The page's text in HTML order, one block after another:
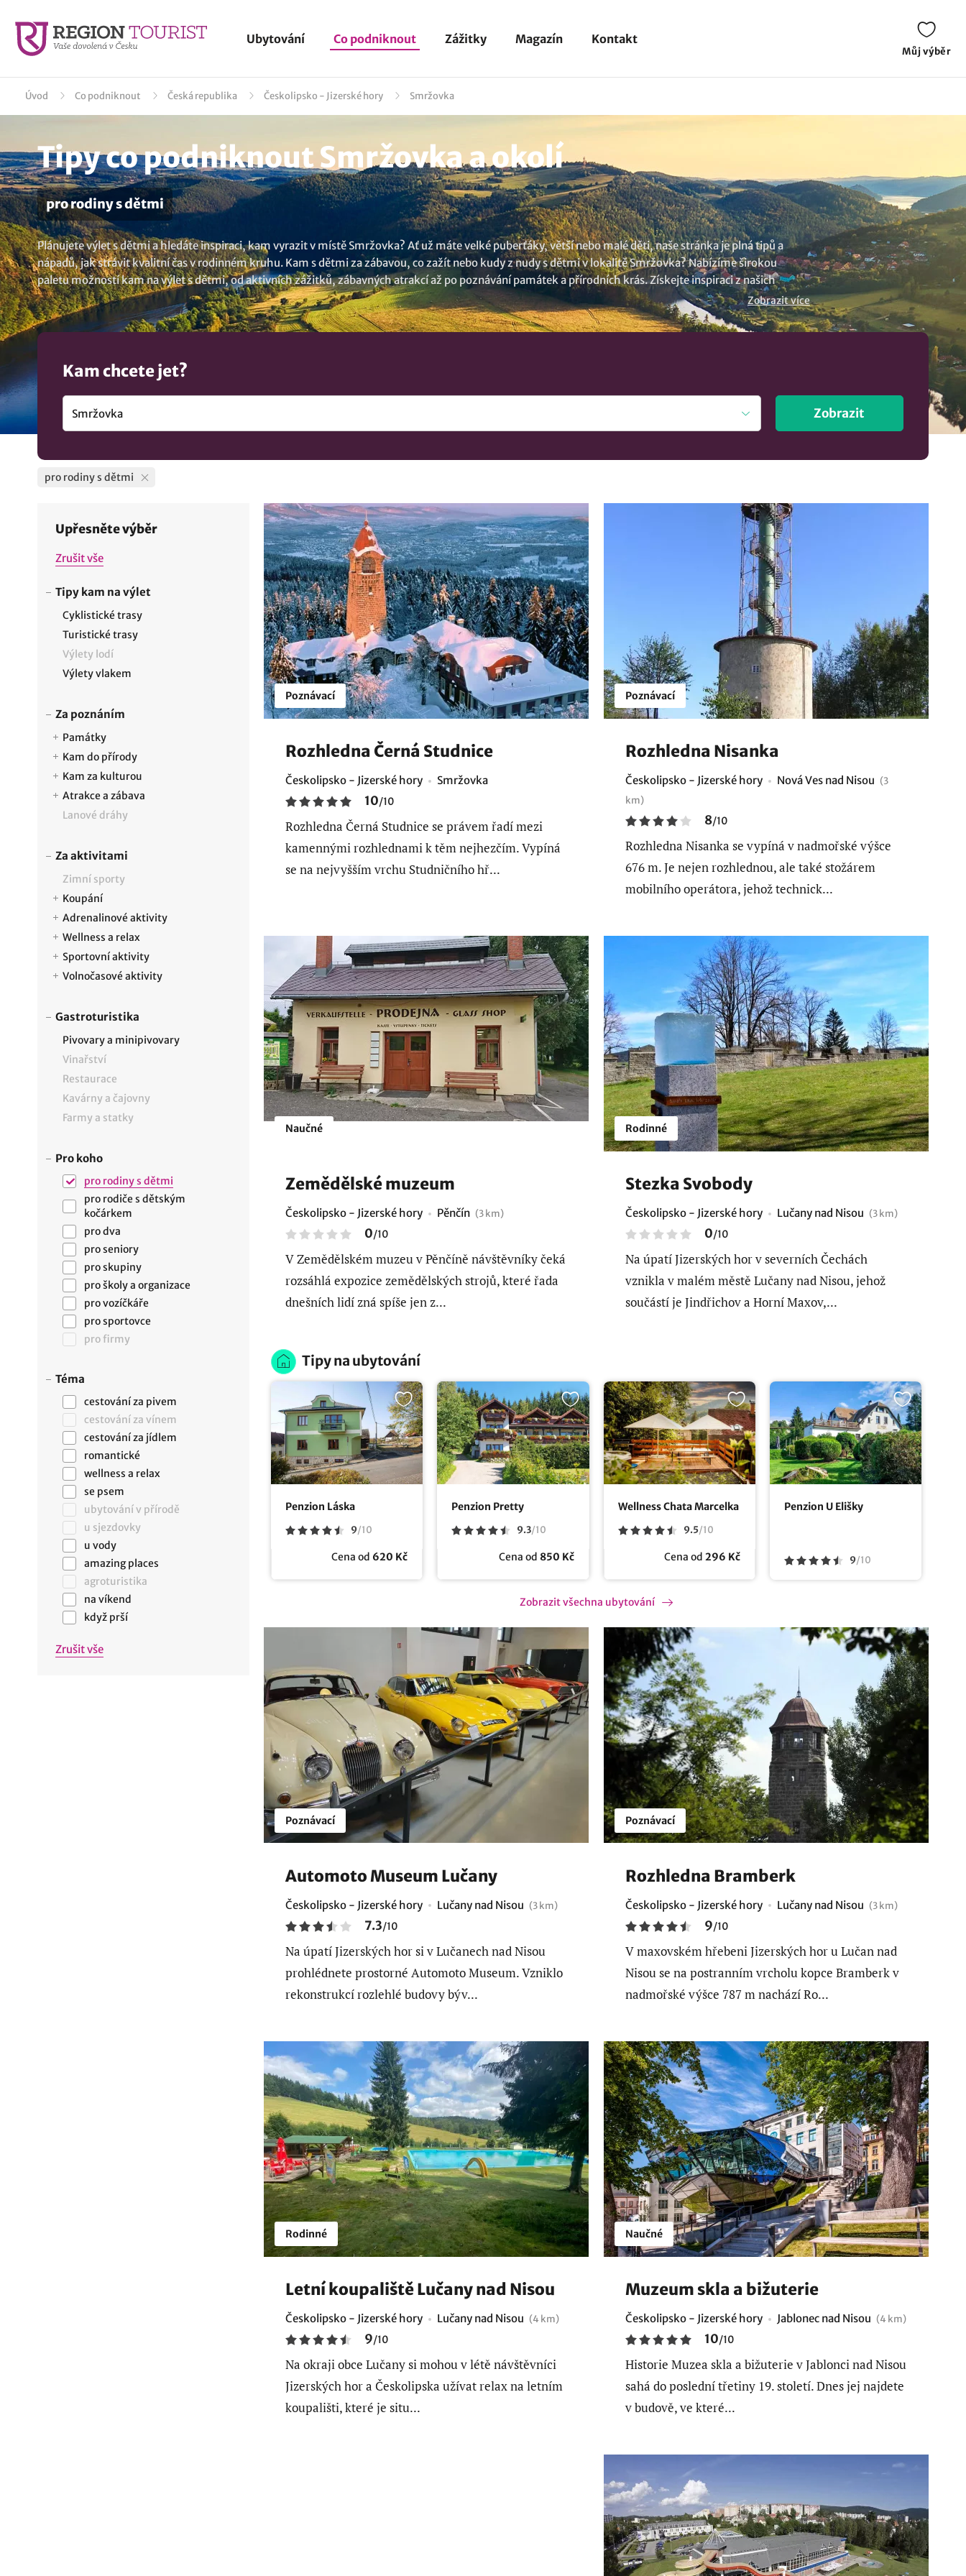
Ubytování Co podniknout Zážitky Magazín Kontakt
Můj výběr
Úvod Co podniknout Česká republika Českolipsko - Jizerské hory Smržovka
Tipy co podniknout Smržovka a okolí
pro rodiny s dětmi
Plánujete výlet s dětmi a hledáte inspiraci, kam vyrazit v místě Smržovka? Ať už máte velké puberťáky, větší nebo malé děti, naše stránka je plná tipů a
nápadů, jak strávit kvalitní čas v rodinném kruhu. Kam s dětmi za zábavou, co zažít nebo kudy z nudy s dětmi v lokalitě Smržovka? Nabízíme širokou
paletu možností kam na výlet s dětmi, od aktivních zážitků, zábavných atrakcí až po poznávání památek a přírodních krás. Získejte inspiraci z našich
doporučení a ujistěte se, že váš další výlet bude přesně podle představ celé vaší rodiny. U nás si vybere každá rodina s dětmi.
Zobrazit více
Kam chcete jet?
Zobrazit
pro rodiny s dětmi
Upřesněte výběr
Zrušit vše
Tipy kam na výlet
Cyklistické trasy
Turistické trasy
Výlety lodí
Výlety vlakem
Za poznáním
Památky
Kam do přírody
Kam za kulturou
Atrakce a zábava
Lanové dráhy
Za aktivitami
Zimní sporty
Koupání
Adrenalinové aktivity
Wellness a relax
Sportovní aktivity
Volnočasové aktivity
Gastroturistika
Pivovary a minipivovary
Vinařství
Restaurace
Kavárny a čajovny
Farmy a statky
Pro koho
pro rodiny s dětmi
pro rodiče s dětským
kočárkem
pro dva
pro seniory
pro skupiny
pro školy a organizace
pro vozíčkáře
pro sportovce
pro firmy
Téma
cestování za pivem
cestování za vínem
cestování za jídlem
romantické
wellness a relax
se psem
ubytování v přírodě
u sjezdovky
u vody
amazing places
agroturistika
na víkend
když prší
Zrušit vše
Poznávací
Rozhledna Černá Studnice
Českolipsko - Jizerské hory Smržovka
10/10
Rozhledna Černá Studnice se právem řadí mezi
kamennými rozhlednami k těm nejhezčím. Vypíná
se na nejvyšším vrchu Studničního hř...
Poznávací
Rozhledna Nisanka
Českolipsko - Jizerské hory Nová Ves nad Nisou (3
km)
8/10
Rozhledna Nisanka se vypíná v nadmořské výšce
676 m. Je nejen rozhlednou, ale také stožárem
mobilního operátora, jehož technick...
Naučné
Zemědělské muzeum
Českolipsko - Jizerské hory Pěnčín (3 km)
0/10
V Zemědělském muzeu v Pěnčíně návštěvníky čeká
rozsáhlá expozice zemědělských strojů, které řada
dnešních lidí zná spíše jen z...
Rodinné
Stezka Svobody
Českolipsko - Jizerské hory Lučany nad Nisou (3 km)
0/10
Na úpatí Jizerských hor v severních Čechách
vznikla v malém městě Lučany nad Nisou, jehož
součástí je Jindřichov a Horní Maxov,...
Tipy na ubytování
Penzion Láska
9/10
Cena od 620 Kč
Penzion Pretty
9.3/10
Cena od 850 Kč
Wellness Chata Marcelka
9.5/10
Cena od 296 Kč
Penzion U Elišky
9/10
Zobrazit všechna ubytování
Poznávací
Automoto Museum Lučany
Českolipsko - Jizerské hory Lučany nad Nisou (3 km)
7.3/10
Na úpatí Jizerských hor si v Lučanech nad Nisou
prohlédnete prostorné Automoto Museum. Vzniklo
rekonstrukcí rozlehlé budovy býv...
Poznávací
Rozhledna Bramberk
Českolipsko - Jizerské hory Lučany nad Nisou (3 km)
9/10
V maxovském hřebeni Jizerských hor u Lučan nad
Nisou se na postranním vrcholu kopce Bramberk v
nadmořské výšce 787 m nachází Ro...
Rodinné
Letní koupaliště Lučany nad Nisou
Českolipsko - Jizerské hory Lučany nad Nisou (4 km)
9/10
Na okraji obce Lučany si mohou v létě návštěvníci
Jizerských hor a Českolipska užívat relax na letním
koupališti, které je situ...
Naučné
Muzeum skla a bižuterie
Českolipsko - Jizerské hory Jablonec nad Nisou (4 km)
10/10
Historie Muzea skla a bižuterie v Jablonci nad Nisou
sahá do poslední třetiny 19. století. Dnes jej najdete
v budově, ve které...